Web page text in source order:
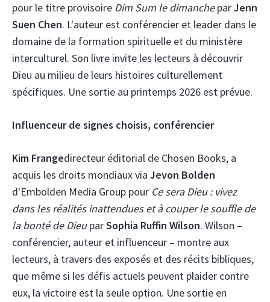
pour le titre provisoire Dim Sum le dimancheparJenn
Suen Chen. L'auteur est conférencier et leader dans le
domaine de la formation spirituelle et du ministère
interculturel. Son livre invite les lecteurs à découvrir
Dieu au milieu de leurs histoires culturellement
spécifiques. Une sortie au printemps 2026 est prévue.
Influenceur de signes choisis, conférencier
Kim Frangedirecteur éditorial de Chosen Books, a
acquis les droits mondiaux via Jevon Bolden
d'Embolden Media Group pour Ce sera Dieu : vivez
dans les réalités inattendues et à couper le souffle de
la bonté de DieuparSophia Ruffin Wilson. Wilson –
conférencier, auteur et influenceur – montre aux
lecteurs, à travers des exposés et des récits bibliques,
que même si les défis actuels peuvent plaider contre
eux, la victoire est la seule option. Une sortie en